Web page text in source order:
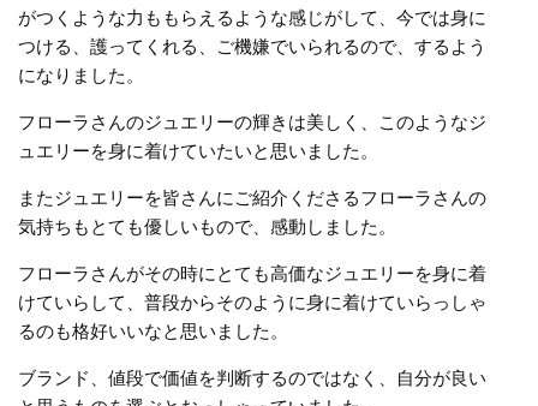
がつくような力ももらえるような感じがして、今では身に
つける、護ってくれる、ご機嫌でいられるので、するよう
になりました。
フローラさんのジュエリーの輝きは美しく、このようなジ
ュエリーを身に着けていたいと思いました。
またジュエリーを皆さんにご紹介くださるフローラさんの
気持ちもとても優しいもので、感動しました。
フローラさんがその時にとても高価なジュエリーを身に着
けていらして、普段からそのように身に着けていらっしゃ
るのも格好いいなと思いました。
ブランド、値段で価値を判断するのではなく、自分が良い